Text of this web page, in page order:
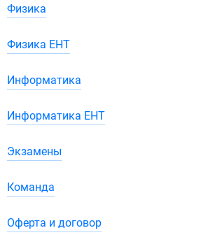
Физика
Физика ЕНТ
Информатика
Информатика ЕНТ
Экзамены
Команда
Оферта и договор